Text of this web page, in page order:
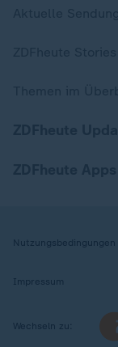
Nutzungsbedingungen
Impressum
Wechseln zu: